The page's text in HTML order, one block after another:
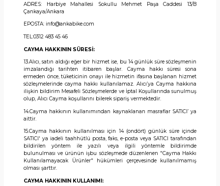
ADRES: Harbiye Mahallesi Sokullu Mehmet Paşa Caddesi 13/B
Çankaya/Ankara
EPOSTA: info@ankabike.com
TEL:0312 483 45 46
CAYMA HAKKININ SÜRESİ:
13.Alıcı, satın aldığı eğer bir hizmet ise, bu 14 günlük süre sözleşmenin
imzalandığı tarihten itibaren başlar. Cayma hakkı süresi sona
ermeden önce, tüketicinin onayı ile hizmetin ifasına başlanan hizmet
sözleşmelerinde cayma hakkı kullanılamaz. Alıcı’ya Cayma hakkına
ilişkin bildirim Mesafeli Sözleşmelerde ve İptal Koşullarında sunulmuş
olup, Alıcı Cayma koşullarını bilerek sipariş vermektedir.
14.Cayma hakkının kullanımından kaynaklanan masraflar SATICI’ ya
aittir.
15.Cayma hakkının kullanılması için 14 (ondört) günlük süre içinde
SATICI' ya iadeli taahhütlü posta, faks, e-posta veya SATICI tarafından
bildirilen yöntem ile yazılı veya ilgili yöntemle bildirimde
bulunulması ve ürünün işbu sözleşmede düzenlenen "Cayma Hakkı
Kullanılamayacak Ürünler" hükümleri çerçevesinde kullanılmamış
olması şarttır.
CAYMA HAKKININ KULLANIMI: